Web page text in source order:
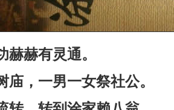
赫赫有灵通。
庙，一男一女祭社公。